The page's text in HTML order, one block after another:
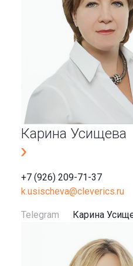
Карина Усищева
+7 (926) 209-71-37
k.usischeva@cleverics.ru
Telegram Карина